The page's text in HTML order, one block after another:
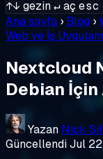
↑↓ gezin↵aç esc
Ana sayfa › Blog ›
Web ve İş
Nextcloud
Debian İçin
Yazan Nick
Güncellendi Jul